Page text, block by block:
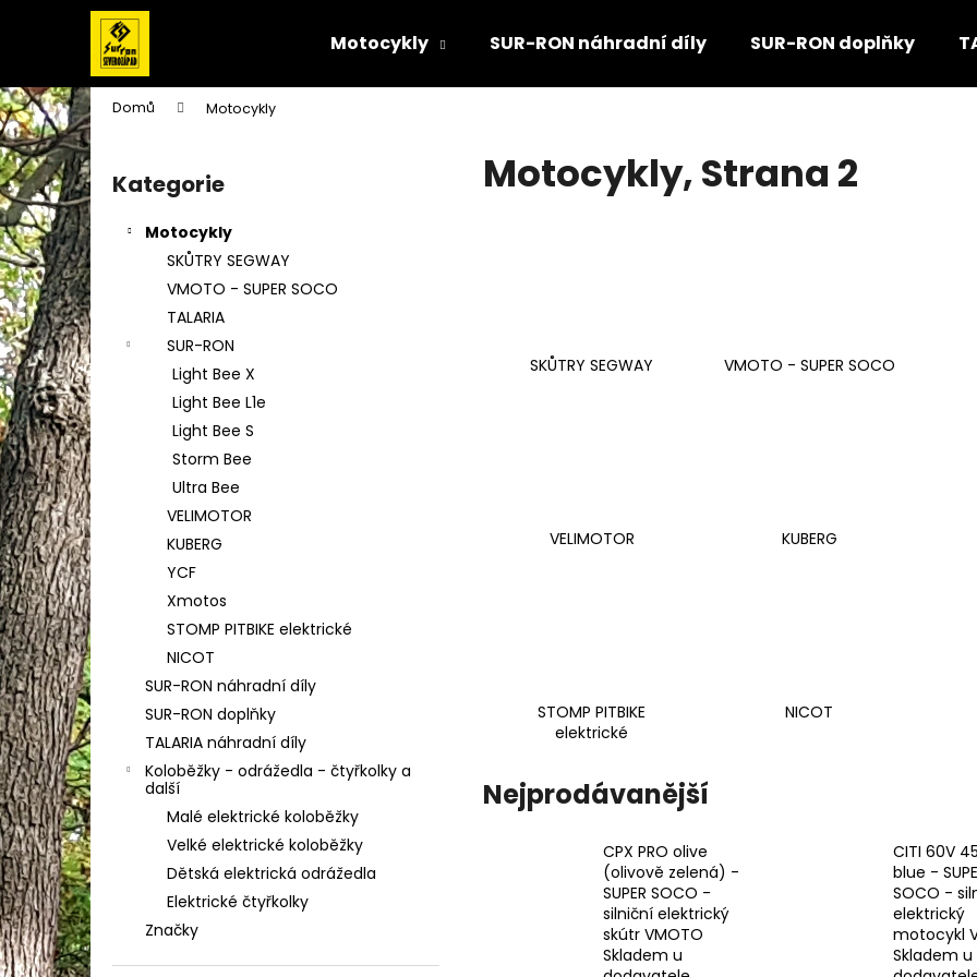
Motocykly SUR-RON náhradní díly SUR-RON doplňky
Domů Motocykly
P
o
s
t
r
a
n
n
í
p
a
n
e
l
Přeskočit
kategorie
Kategorie
Motocykly
SKŮTRY SEGWAY
VMOTO - SUPER SOCO
TALARIA
SUR-RON
Light Bee X
Light Bee L1e
Light Bee S
Storm Bee
Ultra Bee
VELIMOTOR
KUBERG
YCF
Xmotos
STOMP PITBIKE elektrické
NICOT
SUR-RON náhradní díly
SUR-RON doplňky
TALARIA náhradní díly
Koloběžky - odrážedla - čtyřkolky a
další
Malé elektrické koloběžky
Velké elektrické koloběžky
Dětská elektrická odrážedla
Elektrické čtyřkolky
Značky
Motocykly, Strana 2
SKŮTRY SEGWAY VMOTO - SUPER SOCO
VELIMOTOR KUBERG
STOMP PITBIKE
elektrické
NICOT
Nejprodávanější
CPX PRO olive
(olivově zelená) -
SUPER SOCO -
silniční elektrický
skútr VMOTO
Skladem u
CITI 60V
blue -
SOCO -
elektrický
motocykl
Skladem u
í
k
Zpět
do
obchodu
Zpět
do
obchodu
CPX PRO OLIVE (OLIVOVĚ ZELENÁ) -
SUPER SOCO - SILNIČNÍ ELEKTRICKÝ